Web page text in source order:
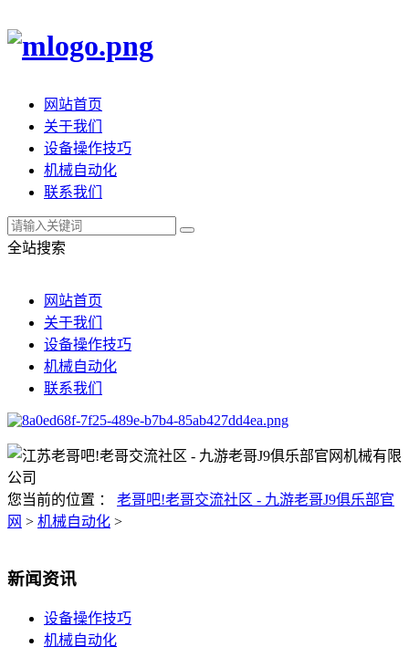
网站首页
关于我们
设备操作技巧
机械自动化
联系我们
全站搜索
网站首页
关于我们
设备操作技巧
机械自动化
联系我们
您当前的位置 ： 老哥吧!老哥交流社区 - 九游老哥J9俱乐部官
网 > 机械自动化 >
新闻资讯
设备操作技巧
机械自动化